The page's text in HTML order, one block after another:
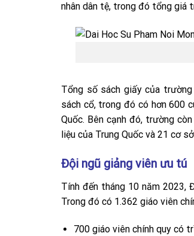
nhân dân tệ, trong đó tổng giá
Tổng số sách giấy của
sách cổ, trong đó có hơn 600
Quốc. Bên cạnh đó, trường
liệu của Trung Quốc và 21 cơ
Đội ngũ giảng viên ưu tú
Tính đến tháng 10 năm 2023,
Trong đó có 1.362 giáo viên
700 giáo viên chính quy có